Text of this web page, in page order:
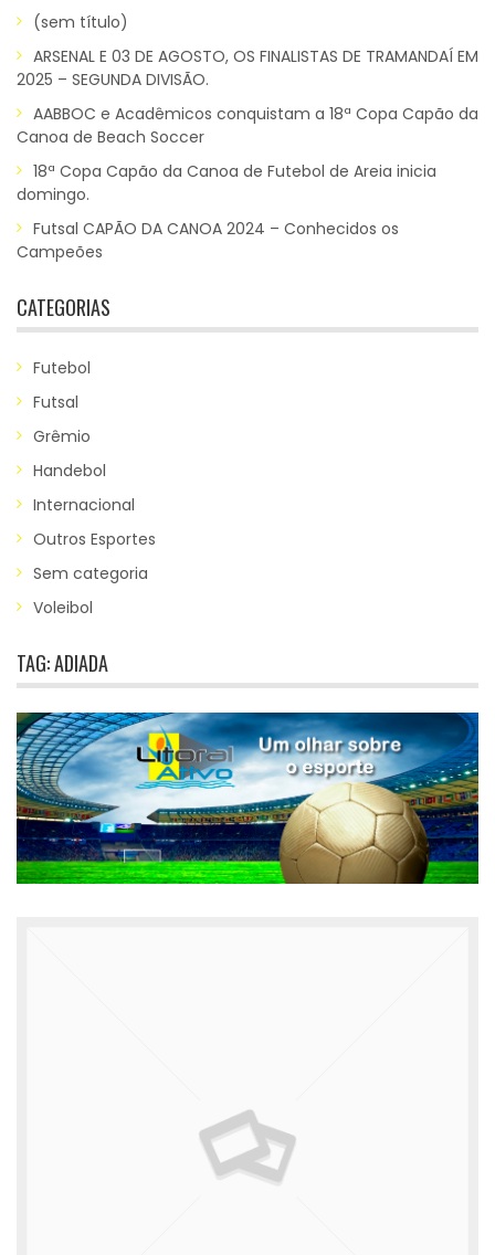
(sem título)
ARSENAL E 03 DE AGOSTO, OS FINALISTAS DE TRAMANDAÍ EM
2025 – SEGUNDA DIVISÃO.
AABBOC e Acadêmicos conquistam a 18ª Copa Capão da
Canoa de Beach Soccer
18ª Copa Capão da Canoa de Futebol de Areia inicia
domingo.
Futsal CAPÃO DA CANOA 2024 – Conhecidos os
Campeões
CATEGORIAS
Futebol
Futsal
Grêmio
Handebol
Internacional
Outros Esportes
Sem categoria
Voleibol
TAG:ADIADA